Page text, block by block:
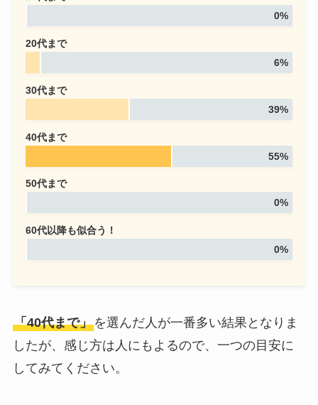
0%
20代まで
6%
30代まで
39%
40代まで
55%
50代まで
0%
60代以降も似合う！
0%
「40代まで」を選んだ人が一番多い結果となりま
したが、感じ方は人にもよるので、一つの目安に
してみてください。